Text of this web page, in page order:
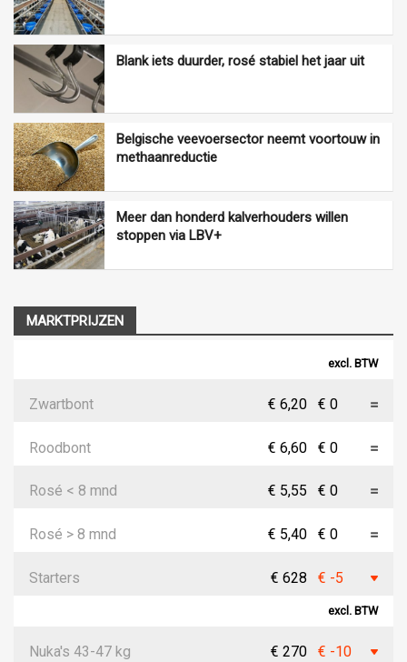
Blank iets duurder, rosé stabiel het jaar uit
Belgische veevoersector neemt voortouw in
methaanreductie
Meer dan honderd kalverhouders willen
stoppen via LBV+
MARKTPRIJZEN
excl. BTW
Zwartbont € 6,20 € 0
Roodbont € 6,60 € 0
Rosé < 8 mnd € 5,55 € 0
Rosé > 8 mnd € 5,40 € 0
Starters € 628 € -5
excl. BTW
Nuka's 43-47 kg € 270 € -10